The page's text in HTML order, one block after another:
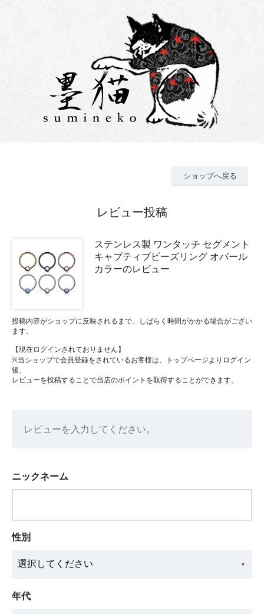
ショップへ戻る
レビュー投稿
ステンレス製 ワンタッチ セグメント
キャプティブビーズリング オパール
カラーのレビュー
投稿内容がショップに反映されるまで、しばらく時間がかかる場合がござい
ます。
【現在ログインされておりません】
※当ショップで会員登録をされているお客様は、トップページよりログイン
後、
レビューを投稿することで当店のポイントを取得することができます。
レビューを入力してください。
ニックネーム
性別
年代